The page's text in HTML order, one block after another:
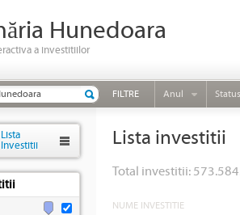
Hunedoara
a investitiilor
FILTRE Anul Status
Lista investitii
Total investitii:
NUME INVESTITIE
Lista
Investitii